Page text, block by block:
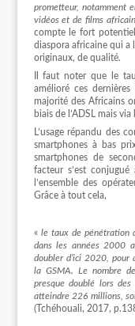
prometteur, notamment
vidéos et de films
compte le fort
diaspora africaine qui a
originaux, de qualité.
Il faut noter que le
amélioré ces
majorité des Africains
biais de l’ADSL mais
L’usage répandu des
smartphones à bas
smartphones de
facteur s’est
l’ensemble des
Grâce à tout cela,
« le taux de pénétration
dans les années 2000
doubler d’ici 2020, pour
la GSMA. Le nombre
presque doublé lors
atteindre 226 millions,
(Tchéhouali, 2017,